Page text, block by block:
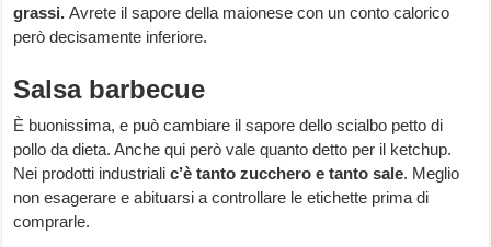
grassi.Avrete il sapore della maionese con un conto calorico
però decisamente inferiore.
Salsa barbecue
È buonissima, e può cambiare il sapore dello scialbo petto di
pollo da dieta. Anche qui però vale quanto detto per il ketchup.
Nei prodotti industrialic’è tanto zucchero e tanto sale. Meglio
non esagerare e abituarsi a controllare le etichette prima di
comprarle.